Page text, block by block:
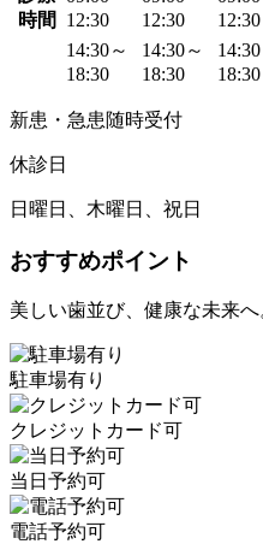
時間
12:30
12:30
12:30
14:30～
18:30
14:30～
18:30
18:30
新患・急患随時受付
休診日
日曜日、木曜日、祝日
おすすめポイント
美しい歯並び、健康な未来
駐車場有り
クレジットカード可
当日予約可
電話予約可